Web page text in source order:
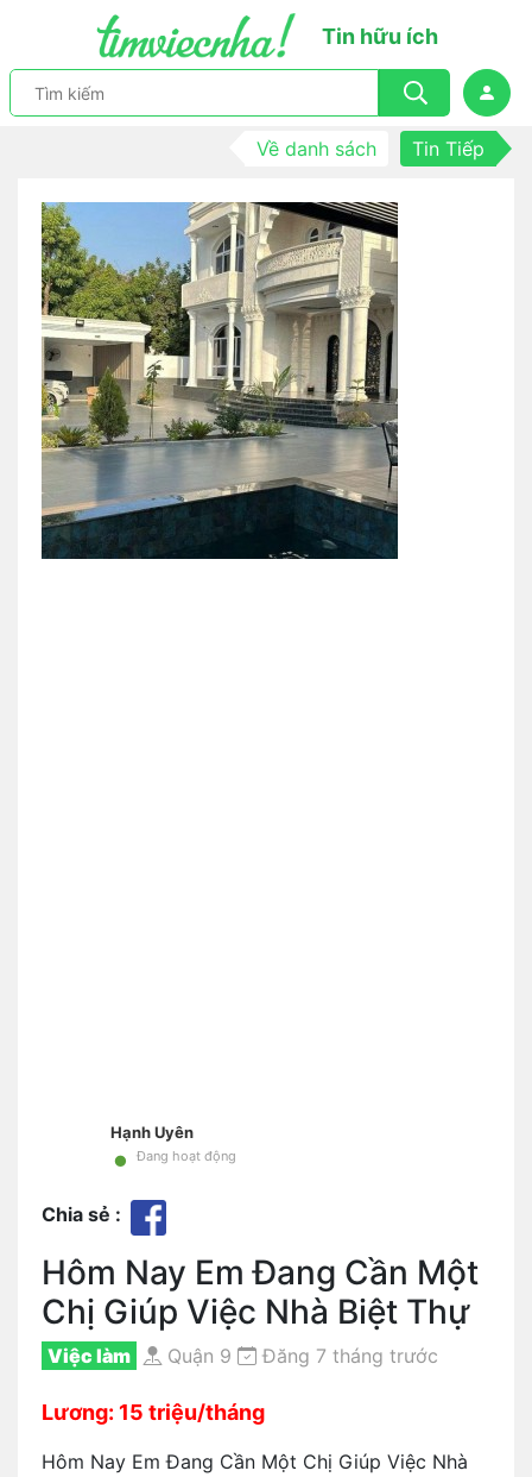
Tin hữu ích
Về danh sách Tin Tiếp
Hạnh Uyên
• Đang hoạt động
Chia sẻ :
Hôm Nay Em Đang Cần Một
Chị Giúp Việc Nhà Biệt Thự
Việc làm Quận 9 Đăng 7 tháng trước
Lương: 15 triệu/tháng
Hôm Nay Em Đang Cần Một Chị Giúp Việc Nhà